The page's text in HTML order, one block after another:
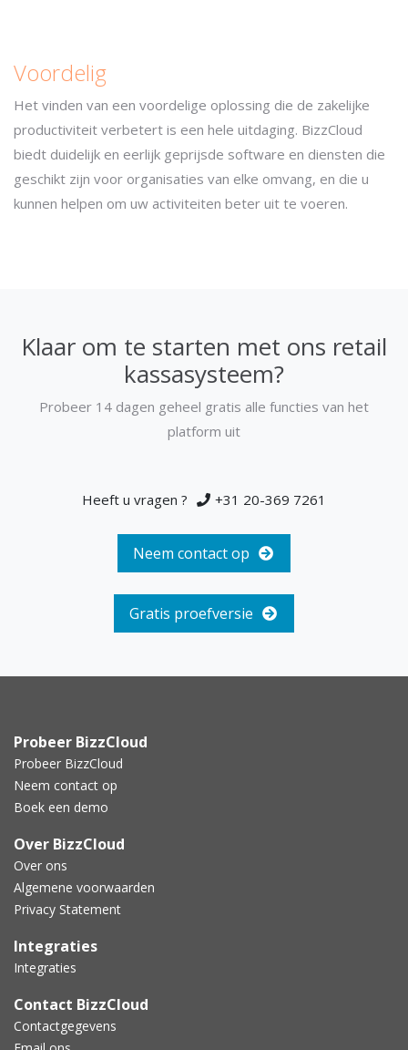
Voordelig
Het vinden van een voordelige oplossing die de zakelijke
productiviteit verbetert is een hele uitdaging. BizzCloud
biedt duidelijk en eerlijk geprijsde software en diensten die
geschikt zijn voor organisaties van elke omvang, en die u
kunnen helpen om uw activiteiten beter uit te voeren.
Klaar om te starten met ons retail
kassasysteem?
Probeer 14 dagen geheel gratis alle functies van het
platform uit
Heeft u vragen ? +31 20-369 7261
Neem contact op
Gratis proefversie
Probeer BizzCloud
Probeer BizzCloud
Neem contact op
Boek een demo
Over BizzCloud
Over ons
Algemene voorwaarden
Privacy Statement
Integraties
Integraties
Contact BizzCloud
Contactgegevens